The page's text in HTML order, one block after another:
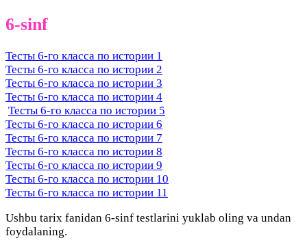
6-sinf
Тесты 6-го класса по истории 1
Тесты 6-го класса по истории 2
Тесты 6-го класса по истории 3
Тесты 6-го класса по истории 4
Тесты 6-го класса по истории 5
Тесты 6-го класса по истории 6
Тесты 6-го класса по истории 7
Тесты 6-го класса по истории 8
Тесты 6-го класса по истории 9
Тесты 6-го класса по истории 10
Тесты 6-го класса по истории 11
Ushbu tarix fanidan 6-sinf testlarini yuklab oling va undan
foydalaning.